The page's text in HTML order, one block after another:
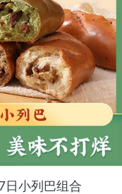
日小列巴组合